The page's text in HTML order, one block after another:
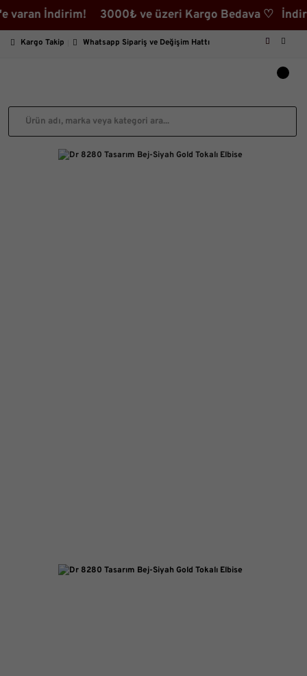
İndirim! 3000₺ ve üzeri Kargo Bedava ♡
Kargo Takip Whatsapp Sipariş ve Değişim Hattı